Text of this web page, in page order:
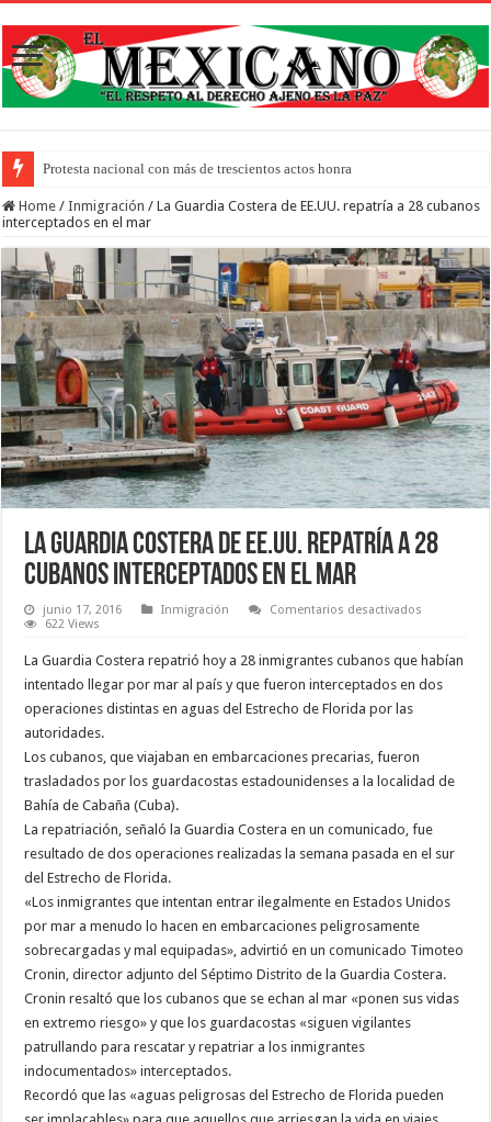
Protesta nacional con más de trescientos actos honra a inmigrantes muertos y
Home / Inmigración / La Guardia Costera de EE.UU. repatría a 28 cubanos
interceptados en el mar
La Guardia Costera de EE.UU. repatría a 28
cubanos interceptados en el mar
junio 17, 2016 Inmigración Comentarios desactivados
Costera
de
EE.UU.
repatría
el
622 Views
La Guardia Costera repatrió hoy a 28 inmigrantes cubanos que habían
intentado llegar por mar al país y que fueron interceptados en dos
operaciones distintas en aguas del Estrecho de Florida por las
autoridades.
Los cubanos, que viajaban en embarcaciones precarias, fueron
trasladados por los guardacostas estadounidenses a la localidad de
Bahía de Cabaña (Cuba).
La repatriación, señaló la Guardia Costera en un comunicado, fue
resultado de dos operaciones realizadas la semana pasada en el sur
del Estrecho de Florida.
«Los inmigrantes que intentan entrar ilegalmente en Estados Unidos
por mar a menudo lo hacen en embarcaciones peligrosamente
sobrecargadas y mal equipadas», advirtió en un comunicado Timoteo
Cronin, director adjunto del Séptimo Distrito de la Guardia Costera.
Cronin resaltó que los cubanos que se echan al mar «ponen sus vidas
en extremo riesgo» y que los guardacostas «siguen vigilantes
patrullando para rescatar y repatriar a los inmigrantes
indocumentados» interceptados.
Recordó que las «aguas peligrosas del Estrecho de Florida pueden